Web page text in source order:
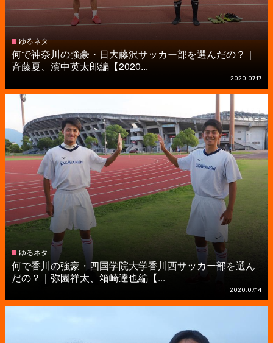
ゆるネタ
何で神奈川の強豪・日大藤沢サッカー部を選んだの？｜
斉藤夏、濱中英太郎編【2020...
2020.07.17
ゆるネタ
何で香川の強豪・四国学院大学香川西サッカー部を選ん
だの？｜弥園祥太、箱崎達也編【...
2020.07.14